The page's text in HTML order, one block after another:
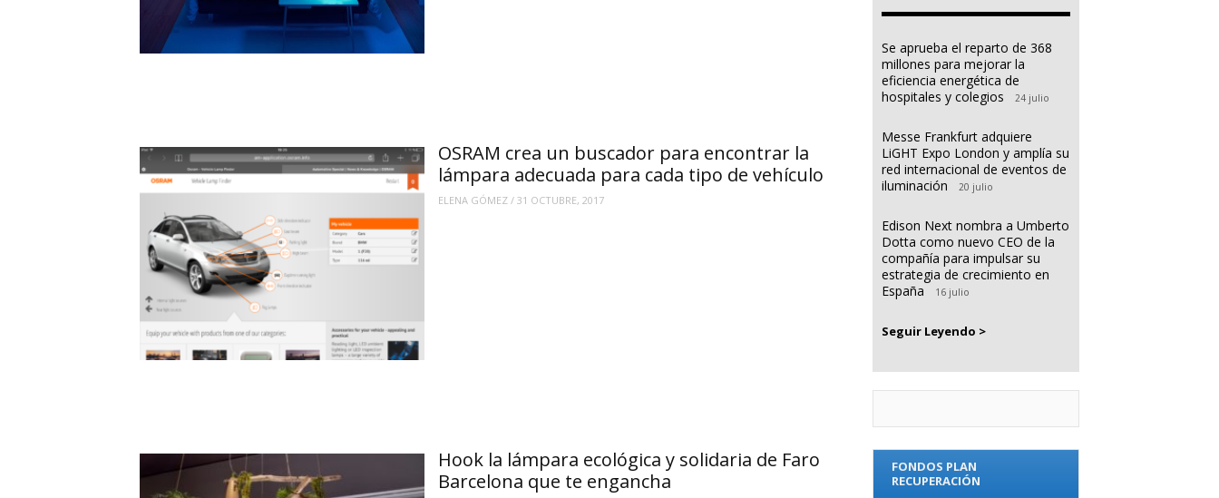
OSRAM crea un buscador para encontrar la
lámpara adecuada para cada tipo de vehículo
ELENA GÓMEZ/ 31 OCTUBRE, 2017
Hook la lámpara ecológica y solidaria de Faro
Barcelona que te engancha
Se aprueba el reparto de 368
millones para mejorar la
eficiencia energética de
hospitales y colegios
24 julio
Messe Frankfurt adquiere
LiGHT Expo London y amplía su
red internacional de eventos de
iluminación
20 julio
Edison Next nombra a Umberto
Dotta como nuevo CEO de la
compañía para impulsar su
estrategia de crecimiento en
España
16 julio
Seguir Leyendo >
FONDOS PLAN
RECUPERACIÓN